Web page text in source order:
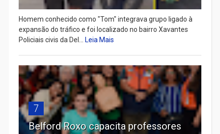
Homem conhecido como "Tom" integrava grupo ligado à
expansão do tráfico e foi localizado no bairro Xavantes
Policiais civis da Del... Leia Mais
7
Belford Roxo capacita professores